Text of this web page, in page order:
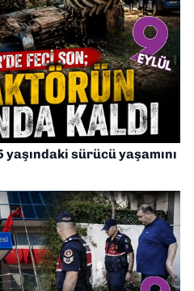
sürücü yaşamını